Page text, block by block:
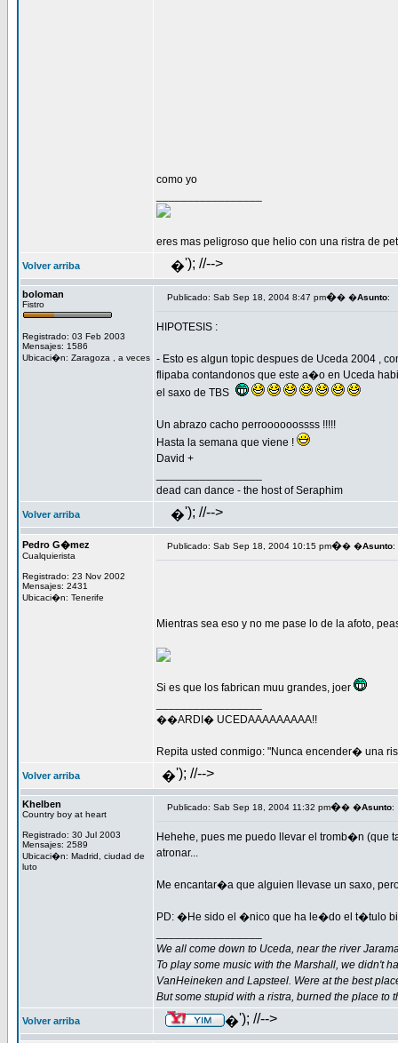
como yo
eres mas peligroso que helio con una ristra de
Volver arriba �'); //-->
boloman
Fistro
Registrado: 03 Feb 2003
Mensajes: 1586
Ubicaci�n: Zaragoza , a veces
Publicado: Sab Sep 18, 2004 8:47 pm�� �Asunto:
HIPOTESIS :
- Esto es algun topic despues de Uceda 2004 ,
flipaba contandonos que este a�o en Uceda
el saxo de TBS
Un abrazo cacho perroooooossss !!!!!
Hasta la semana que viene !
David +
dead can dance - the host of Seraphim
Volver arriba �'); //-->
Pedro G�mez
Cualquierista
Registrado: 23 Nov 2002
Mensajes: 2431
Ubicaci�n: Tenerife
Publicado: Sab Sep 18, 2004 10:15 pm�� �Asunto:
Mientras sea eso y no me pase lo de la afoto,
Si es que los fabrican muu grandes, joer
��ARDI� UCEDAAAAAAAAA!!
Repita usted conmigo: "Nunca encender� una
Volver arriba �'); //-->
Khelben
Country boy at heart
Registrado: 30 Jul 2003
Mensajes: 2589
Ubicaci�n: Madrid, ciudad de
luto
Publicado: Sab Sep 18, 2004 11:32 pm�� �Asunto:
Hehehe, pues me puedo llevar el tromb�n (que
atronar...
Me encantar�a que alguien llevase un saxo,
PD: �He sido el �nico que ha le�do el t�tulo
We all come down to Uceda, near the river
To play some music with the Marshall, we didn't
VanHeineken and Lapsteel. Were at the best
But some stupid with a ristra, burned the place to
Volver arriba �'); //-->